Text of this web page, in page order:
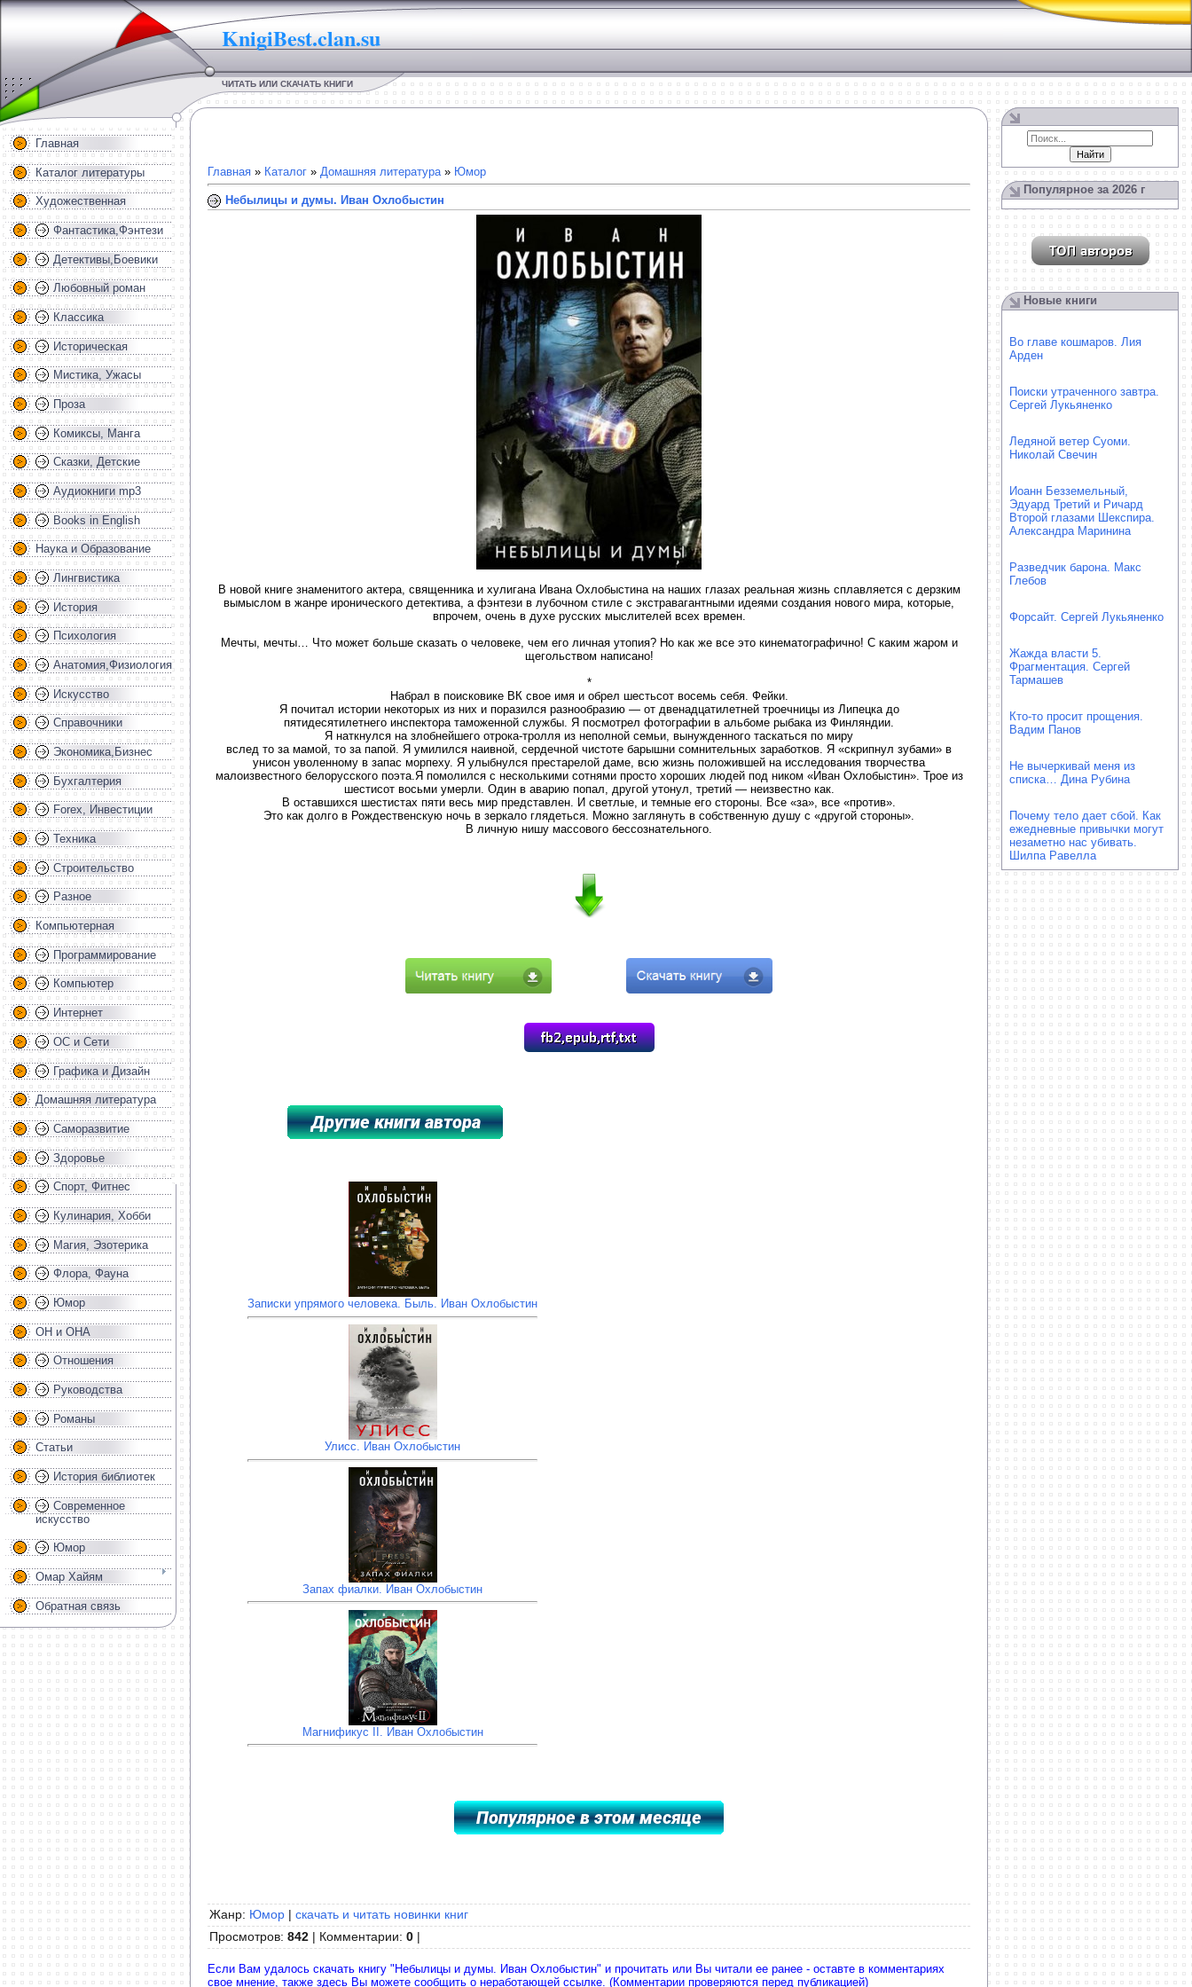
KnigiBest.clan.su
ЧИТАТЬ ИЛИ СКАЧАТЬ КНИГИ
Главная
Каталог литературы
Художественная
Фантастика,Фэнтези
Детективы,Боевики
Любовный роман
Классика
Историческая
Мистика, Ужасы
Проза
Комиксы, Манга
Сказки, Детские
Аудиокниги mp3
Books in English
Наука и Образование
Лингвистика
История
Психология
Анатомия,Физиология
Искусство
Справочники
Экономика,Бизнес
Бухгалтерия
Forex, Инвестиции
Техника
Строительство
Разное
Компьютерная
Программирование
Компьютер
Интернет
ОС и Сети
Графика и Дизайн
Домашняя литература
Саморазвитие
Здоровье
Спорт, Фитнес
Кулинария, Хобби
Магия, Эзотерика
Флора, Фауна
Юмор
ОН и ОНА
Отношения
Руководства
Романы
Статьи
История библиотек
Современное
искусство
Юмор
Омар Хайям
Обратная связь
Главная » Каталог » Домашняя литература» Юмор
Небылицы и думы. Иван Охлобыстин
В новой книге знаменитого актера, священника и хулигана Ивана Охлобыстина на наших глазах реальная жизнь сплавляется с дерзким
вымыслом в жанре иронического детектива, а фэнтези в лубочном стиле с экстравагантными идеями создания нового мира, которые,
впрочем, очень в духе русских мыслителей всех времен.
Мечты, мечты… Что может больше сказать о человеке, чем его личная утопия? Но как же все это кинематографично! С каким жаром и
щегольством написано!
*
Набрал в поисковике ВК свое имя и обрел шестьсот восемь себя. Фейки.
Я почитал истории некоторых из них и поразился разнообразию — от двенадцатилетней троечницы из Липецка до
пятидесятилетнего инспектора таможенной службы. Я посмотрел фотографии в альбоме рыбака из Финляндии.
Я наткнулся на злобнейшего отрока-тролля из неполной семьи, вынужденного таскаться по миру
вслед то за мамой, то за папой. Я умилился наивной, сердечной чистоте барышни сомнительных заработков. Я «скрипнул зубами» в
унисон уволенному в запас морпеху. Я улыбнулся престарелой даме, всю жизнь положившей на исследования творчества
малоизвестного белорусского поэта.Я помолился с несколькими сотнями просто хороших людей под ником «Иван Охлобыстин». Трое из
шестисот восьми умерли. Один в аварию попал, другой утонул, третий — неизвестно как.
В оставшихся шестистах пяти весь мир представлен. И светлые, и темные его стороны. Все «за», все «против».
Это как долго в Рождественскую ночь в зеркало глядеться. Можно заглянуть в собственную душу с «другой стороны».
В личную нишу массового бессознательного.
Записки упрямого человека. Быль. Иван Охлобыстин
Улисс. Иван Охлобыстин
Запах фиалки. Иван Охлобыстин
Магнификус II. Иван Охлобыстин
Жанр: Юмор | скачать и читать новинки книг
Просмотров: 842 | Комментарии: 0 |
Если Вам удалось скачать книгу "Небылицы и думы. Иван Охлобыстин" и прочитать или Вы читали ее ранее - оставте в комментариях
свое мнение, также здесь Вы можете сообщить о неработающей ссылке. (Комментарии проверяются перед публикацией)
Популярное за 2026 г
Новые книги
Во главе кошмаров. Лия
Арден
Поиски утраченного завтра.
Сергей Лукьяненко
Ледяной ветер Суоми.
Николай Свечин
Иоанн Безземельный,
Эдуард Третий и Ричард
Второй глазами Шекспира.
Александра Маринина
Разведчик барона. Макс
Глебов
Форсайт. Сергей Лукьяненко
Жажда власти 5.
Фрагментация. Сергей
Тармашев
Кто-то просит прощения.
Вадим Панов
Не вычеркивай меня из
списка… Дина Рубина
Почему тело дает сбой. Как
ежедневные привычки могут
незаметно нас убивать.
Шилпа Равелла